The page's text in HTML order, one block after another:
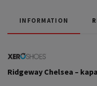
INFORMATION
Ridgeway Chelsea –